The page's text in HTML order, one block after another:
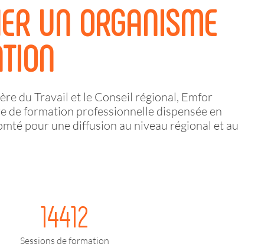
UN ORGANISME
du Travail et le Conseil régional, Emfor
de formation professionnelle dispensée en
pour une diffusion au niveau régional et au
14412
Sessions de formation